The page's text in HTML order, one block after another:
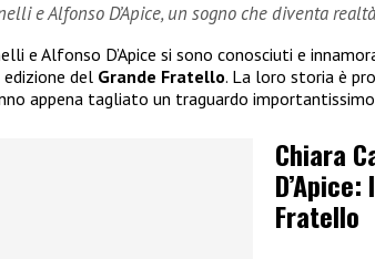
e Alfonso D’Apice, un sogno che diventa
e Alfonso D’Apice si sono conosciuti e
del Grande Fratello. La loro storia è
appena tagliato un traguardo
Chiara
Fratello